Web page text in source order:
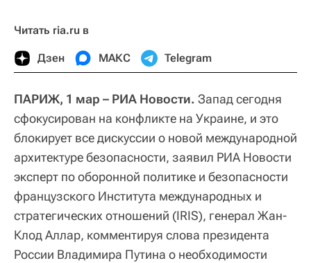
Читать ria.ru в
Дзен МАКС Telegram
ПАРИЖ, 1 мар – РИА Новости. Запад сегодня
сфокусирован на конфликте на Украине, и это
блокирует все дискуссии о новой международной
архитектуре безопасности, заявил РИА Новости
эксперт по оборонной политике и безопасности
французского Института международных и
стратегических отношений (IRIS), генерал Жан-
Клод Аллар, комментируя слова президента
России Владимира Путина о необходимости